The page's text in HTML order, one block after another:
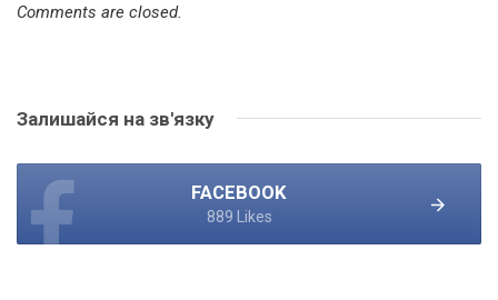
Comments are closed.
Залишайся на зв'язку
FACEBOOK
889 Likes